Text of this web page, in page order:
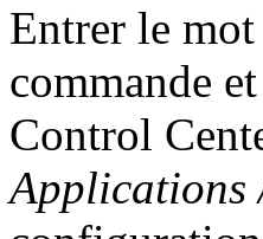
Entrer le
commande
Control
Applications